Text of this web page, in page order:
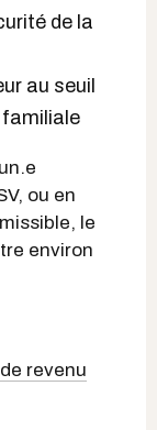
de la
au seuil
ou en
le
environ
revenu